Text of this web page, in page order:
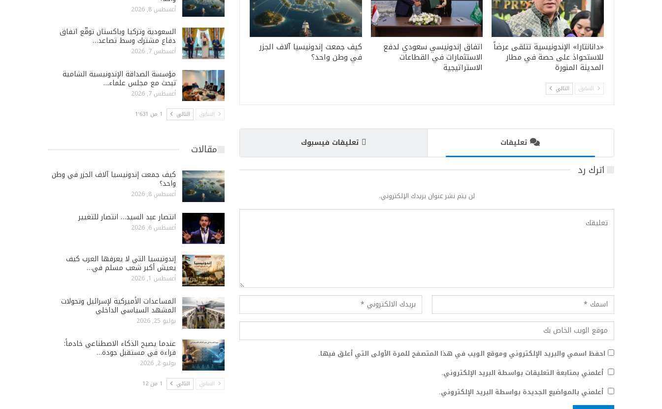
«دانانتارا» الإندونيسية تتلقى عرضاً
للاستحواذ على حصة في مطار
المدينة المنورة
اتفاق إندونيسي سعودي لدفع
الاستثمارات في القطاعات
الاستراتيجية
كيف جمعت إندونيسيا آلاف الجزر
في وطن واحد؟
السابق التالي
تعليقات تعليقات فيسبوك
اترك رد
لن يتم نشر عنوان بريدك الإلكتروني.
احفظ اسمي والبريد الإلكتروني وموقع الويب في هذا المتصفح للمرة الأولى التي أعلق فيها.
أعلمني بمتابعة التعليقات بواسطة البريد الإلكتروني.
أعلمني بالمواضيع الجديدة بواسطة البريد الإلكتروني.
أغسطس 8, 2026
السعودية وتركيا وباكستان توقّع اتفاق
دفاع مشترك وسط تصاعد…
أغسطس 7, 2026
مؤسسة الصداقة الإندونيسية الشامية
تبحث مع مجلس علماء…
أغسطس 7, 2026
السابق التالي 1 من 1٬631
مقالات
كيف جمعت إندونيسيا آلاف الجزر في وطن
واحد؟
أغسطس 8, 2026
انتصار عبد السيد… انتصار للتغيير
أغسطس 6, 2026
إندونيسيا التي لا يعرفها العرب كيف
يعيش أكبر شعب مسلم في…
أغسطس 1, 2026
المساعدات الأميركية لإسرائيل وتحولات
المشهد السياسي الداخلي
يوليو 25, 2026
عندما يصبح الذكاء الاصطناعي خادماً:
قراءة في مستقبل جودة…
يوليو 2, 2026
السابق التالي 1 من 12